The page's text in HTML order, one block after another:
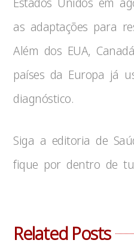
as adaptações para
Além dos EUA,
países da Europa já
diagnóstico.
Siga a editoria de
fique por dentro de
Related Posts